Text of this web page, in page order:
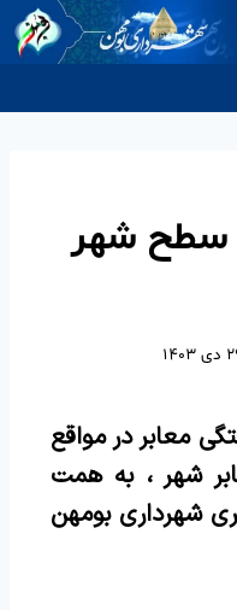
سطح شهر
معابر در مواقع
شهر ، به همت
شهرداری بومهن